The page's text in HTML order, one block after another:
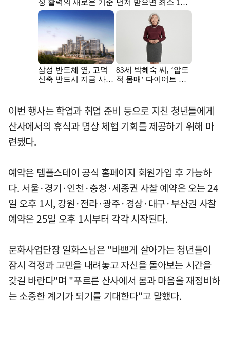
이번 행사는 학업과 취업 준비 등으로 지친 청년들에게
산사에서의 휴식과 명상 체험 기회를 제공하기 위해 마
련됐다.
예약은 템플스테이 공식 홈페이지 회원가입 후 가능하
다. 서울·경기·인천·충청·세종권 사찰 예약은 오는 24
일 오후 1시, 강원·전라·광주·경상·대구·부산권 사찰
예약은 25일 오후 1시부터 각각 시작된다.
문화사업단장 일화스님은 "바쁘게 살아가는 청년들이
잠시 걱정과 고민을 내려놓고 자신을 돌아보는 시간을
갖길 바란다"며 "푸르른 산사에서 몸과 마음을 재정비하
는 소중한 계기가 되기를 기대한다"고 말했다.